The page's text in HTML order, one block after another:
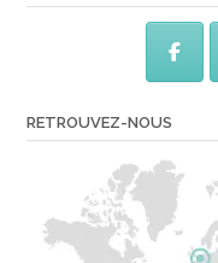
RETROUVEZ-NOUS